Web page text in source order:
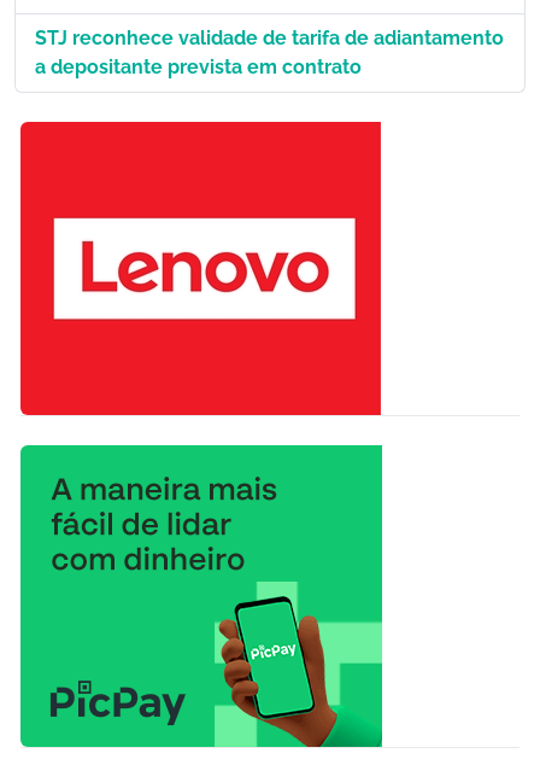
STJ reconhece validade de tarifa de adiantamento
a depositante prevista em contrato